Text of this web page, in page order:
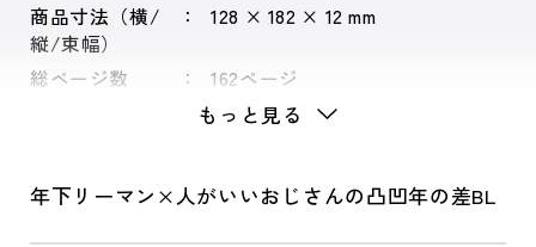
商品寸法（横/
縦/束幅）
128 × 182 × 12 mm
総ページ数 162ページ
もっと見る
年下リーマン×人がいいおじさんの凸凹年の差BL